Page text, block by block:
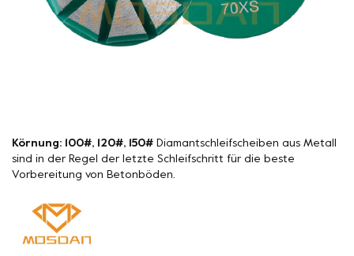
Körnung: 100#, 120#, 150#
Diamantschleifscheiben aus Metall
sind in der Regel der letzte Schleifschritt für die beste
Vorbereitung von Betonböden.